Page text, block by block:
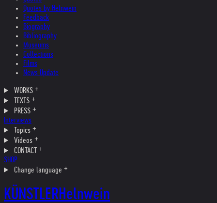
Quotes by Helnwein
Feedback
Biography
Bibliography
Museums
Collections
Films
News Update
WORKS
TEXTS
PRESS
Interviews
Topics
Videos
CONTACT
SHOP
Change language
KÜNSTLERHelnwein